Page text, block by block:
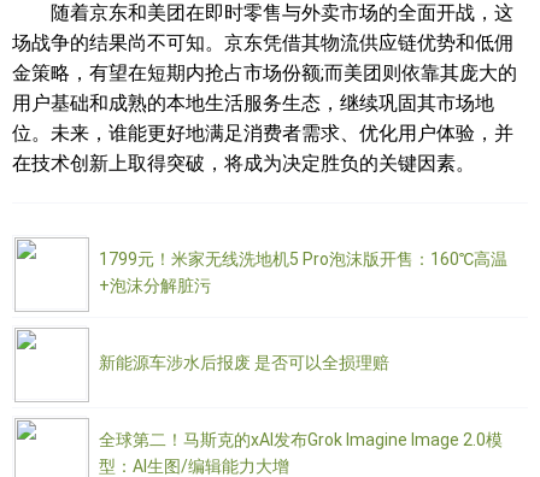
随着京东和美团在即时零售与外卖市场的全面开战，这
场战争的结果尚不可知。京东凭借其物流供应链优势和低佣
金策略，有望在短期内抢占市场份额;而美团则依靠其庞大的
用户基础和成熟的本地生活服务生态，继续巩固其市场地
位。未来，谁能更好地满足消费者需求、优化用户体验，并
在技术创新上取得突破，将成为决定胜负的关键因素。
1799元！米家无线洗地机5 Pro泡沫版开售：160℃高温
+泡沫分解脏污
新能源车涉水后报废 是否可以全损理赔
全球第二！马斯克的xAI发布Grok Imagine Image 2.0模
型：AI生图/编辑能力大增